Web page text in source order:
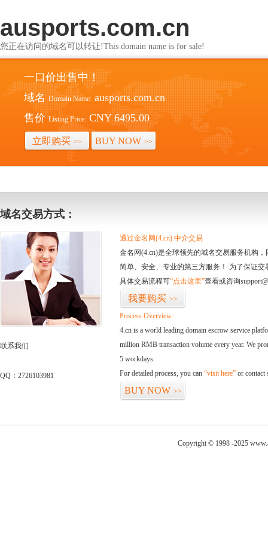
ausports.com.cn
您正在访问的域名可以转让!This domain name is for sale!
一口价出售中！
域名 Domain Name: ausports.com.cn
售价 Listing Price: CNY 6495.00
立即购买 >> BUY NOW >>
域名交易方式：
联系我们
QQ：2726103981
通过金名网(4.cn) 中介交易
金名网(4.cn)是全球领先的域名交易服务机构
简单、安全、专业的第三方服务！ 为了保证
具体交易流程可“点击这里”查看或咨询
我要购买 >>
Process Overview:
4.cn is a world leading domain escrow service
million RMB transaction volume every year. We
5 workdays.
For detailed process, you can “visit here” or contact
BUY NOW >>
Copyright © 1998 -2025